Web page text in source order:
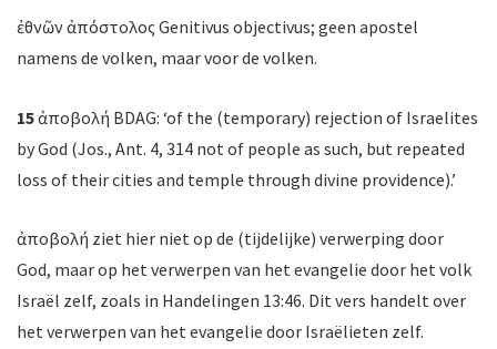
ἐθνῶν ἀπόστολος Genitivus objectivus; geen apostel
namens de volken, maar voor de volken.
15ἀποβολή BDAG: ‘of the (temporary) rejection of Israelites
by God (Jos., Ant. 4, 314 not of people as such, but repeated
loss of their cities and temple through divine providence).’
ἀποβολή ziet hier niet op de (tijdelijke) verwerping door
God, maar op het verwerpen van het evangelie door het volk
Israël zelf, zoals in Handelingen 13:46. Dit vers handelt over
het verwerpen van het evangelie door Israëlieten zelf.